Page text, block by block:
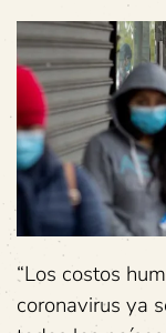
“Los costos
coronavirus ya